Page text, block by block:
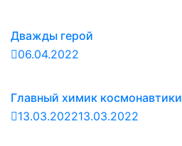
Дважды герой
06.04.2022
Главный химик космонавтики
13.03.202213.03.2022